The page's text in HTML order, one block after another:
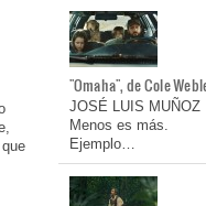
"Omaha", de Cole
JOSÉ LUIS MUÑOZ
Menos es más.
Ejemplo…